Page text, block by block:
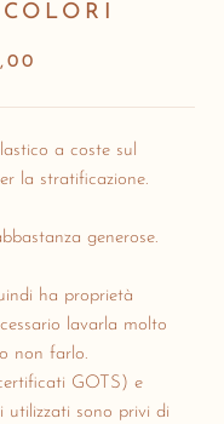
a coste sul
la stratificazione.
generose.
ha proprietà
lavarla molto
non farlo.
GOTS) e
utilizzati sono privi di